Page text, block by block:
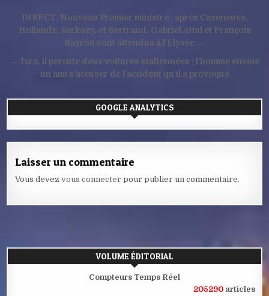
Navigation
de
l’article
DIRECT. Nouveau Premier ministre : après Cazeneuve,
Hollande, Sarkozy, et Bertrand, Gabriel Attal et François
Bayrou sont attendus à l’Elysée →
← Ivre, il percute deux voitures stationnées : l’homme envoie
un ami s’accuser de l’accident qu’il a provoqué
GOOGLE ANALYTICS
Laisser un commentaire
Vous devezvous connecter pour publier un commentaire.
VOLUME ÉDITORIAL
Compteurs Temps Réel
205290 articles